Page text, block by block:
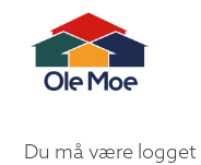
Du må være logget